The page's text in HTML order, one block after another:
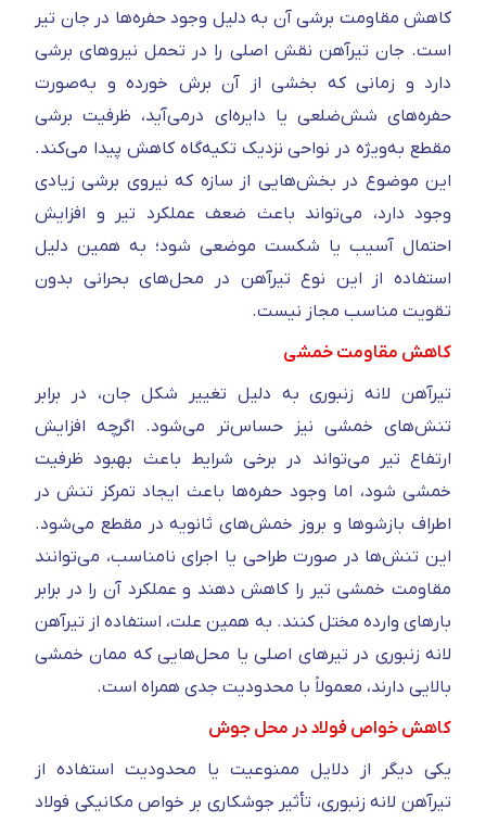
کاهش مقاومت برشی آن به دلیل وجود حفره‌ها در جان تیر
است. جان تیرآهن نقش اصلی را در تحمل نیروهای برشی
دارد و زمانی که بخشی از آن برش خورده و به‌صورت
حفره‌های شش‌ضلعی یا دایره‌ای درمی‌آید، ظرفیت برشی
مقطع به‌ویژه در نواحی نزدیک تکیه‌گاه کاهش پیدا می‌کند.
این موضوع در بخش‌هایی از سازه که نیروی برشی زیادی
وجود دارد، می‌تواند باعث ضعف عملکرد تیر و افزایش
احتمال آسیب یا شکست موضعی شود؛ به همین دلیل
استفاده از این نوع تیرآهن در محل‌های بحرانی بدون
تقویت مناسب مجاز نیست.
کاهش مقاومت خمشی
تیرآهن لانه زنبوری به دلیل تغییر شکل جان، در برابر
تنش‌های خمشی نیز حساس‌تر می‌شود. اگرچه افزایش
ارتفاع تیر می‌تواند در برخی شرایط باعث بهبود ظرفیت
خمشی شود، اما وجود حفره‌ها باعث ایجاد تمرکز تنش در
اطراف بازشوها و بروز خمش‌های ثانویه در مقطع می‌شود.
این تنش‌ها در صورت طراحی یا اجرای نامناسب، می‌توانند
مقاومت خمشی تیر را کاهش دهند و عملکرد آن را در برابر
بارهای وارده مختل کنند. به همین علت، استفاده از تیرآهن
لانه زنبوری در تیرهای اصلی یا محل‌هایی که ممان خمشی
بالایی دارند، معمولاً با محدودیت جدی همراه است.
کاهش خواص فولاد در محل جوش
یکی دیگر از دلایل ممنوعیت یا محدودیت استفاده از
تیرآهن لانه زنبوری، تأثیر جوشکاری بر خواص مکانیکی فولاد